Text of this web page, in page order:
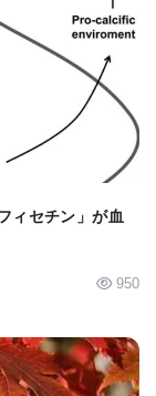
いる。たとえ
ネルギーが
蔵されてい
いるか、あ
り、熱を発
目を果たし、
Ryuや他のメ
と、それを脳
ィセチン」が血
950